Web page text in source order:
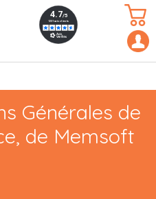
Générales de
de Memsoft